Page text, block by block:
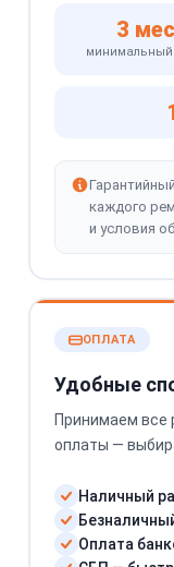
3 мес
минимальный
каждого
и условия
ОПЛАТА
Удобные
Принимаем все
оплаты —
Наличный
Оплата